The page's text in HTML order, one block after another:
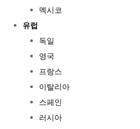
멕시코
유럽
독일
영국
프랑스
이탈리아
스페인
러시아